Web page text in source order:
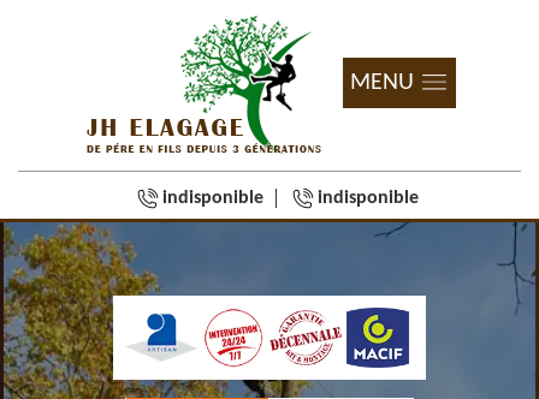
MENU
indisponible indisponible